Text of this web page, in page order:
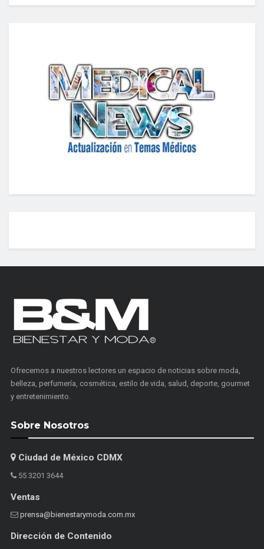
Ofrecemos a nuestros lectores un espacio de noticias sobre moda,
belleza, perfumería, cosmética, estilo de vida, salud, deporte, gourmet
y entretenimiento.
Sobre Nosotros
Ciudad de México CDMX
55 3201 3644
Ventas
prensa@bienestarymoda.com.mx
Dirección de Contenido